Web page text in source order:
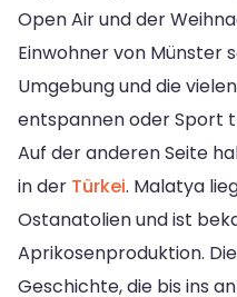
Open Air und der
Einwohner von Münster
Umgebung und die
entspannen oder Sport
Auf der anderen Seite
in der Türkei. Malatya
Ostanatolien und ist
Aprikosenproduktion.
Geschichte, die bis ins